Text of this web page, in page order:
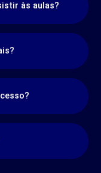
às aulas?